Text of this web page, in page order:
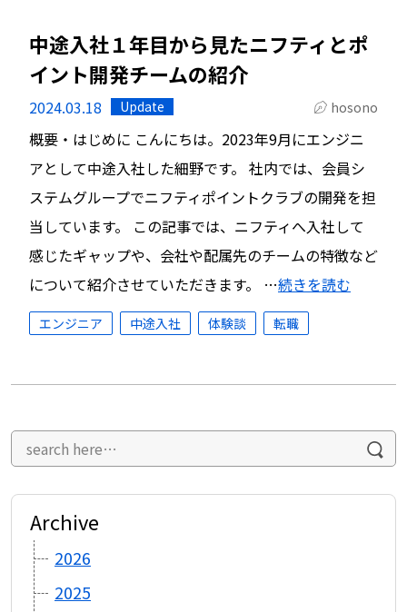
中途入社１年目から見たニフティとポ
イント開発チームの紹介
2024.03.18 Update hosono
概要・はじめに こんにちは。2023年9月にエンジニ
アとして中途入社した細野です。 社内では、会員シ
ステムグループでニフティポイントクラブの開発を担
当しています。 この記事では、ニフティへ入社して
感じたギャップや、会社や配属先のチームの特徴など
について紹介させていただきます。 …続きを読む
エンジニア 中途入社 体験談 転職
Archive
2026
2025